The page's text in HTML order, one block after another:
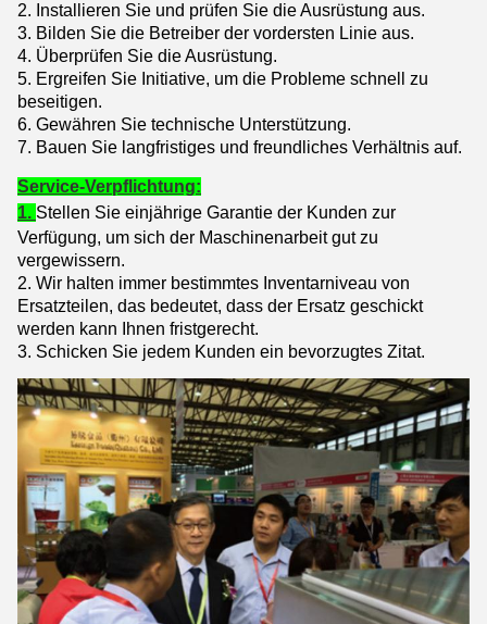
2. Installieren Sie und prüfen Sie die Ausrüstung aus.
3. Bilden Sie die Betreiber der vordersten Linie aus.
4. Überprüfen Sie die Ausrüstung.
5. Ergreifen Sie Initiative, um die Probleme schnell zu
beseitigen.
6. Gewähren Sie technische Unterstützung.
7. Bauen Sie langfristiges und freundliches Verhältnis auf.
Service-Verpflichtung:
1. Stellen Sie einjährige Garantie der Kunden zur
Verfügung, um sich der Maschinenarbeit gut zu
vergewissern.
2. Wir halten immer bestimmtes Inventarniveau von
Ersatzteilen, das bedeutet, dass der Ersatz geschickt
werden kann Ihnen fristgerecht.
3. Schicken Sie jedem Kunden ein bevorzugtes Zitat.